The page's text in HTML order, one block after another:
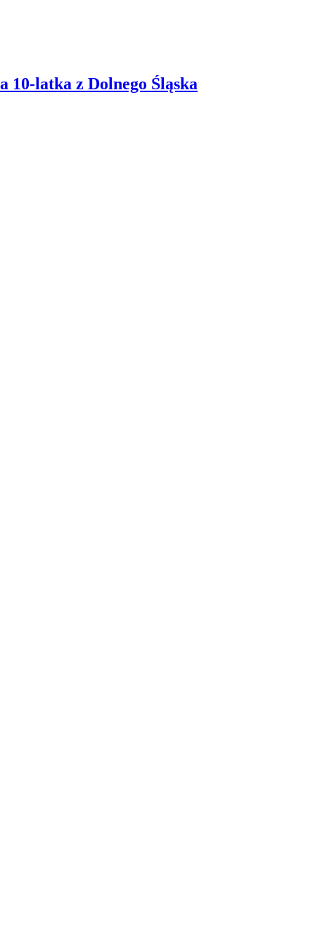
latka z Dolnego Śląska